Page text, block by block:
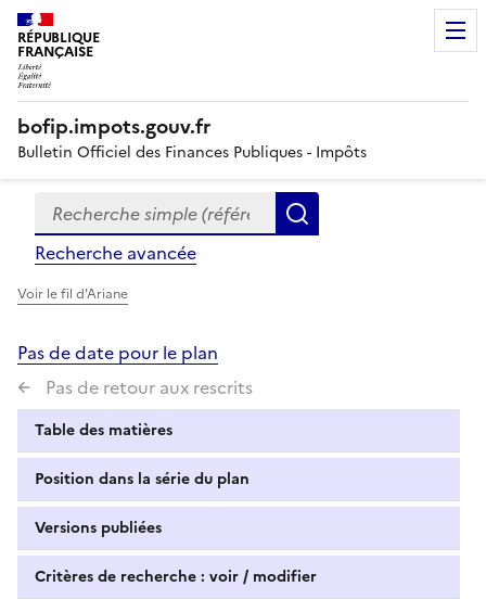
RÉPUBLIQUE
FRANÇAISE
bofip.impots.gouv.fr
Bulletin Officiel des Finances Publiques - Impôts
Formulaire
de
recherche
Recherche simple (références, mots clés, partie du
Recherche avancée
Voir le fil d'Ariane
Pas de date pour le plan
Pas de retour aux rescrits
Table des matières
Position dans la série du plan
Versions publiées
Critères de recherche : voir / modifier